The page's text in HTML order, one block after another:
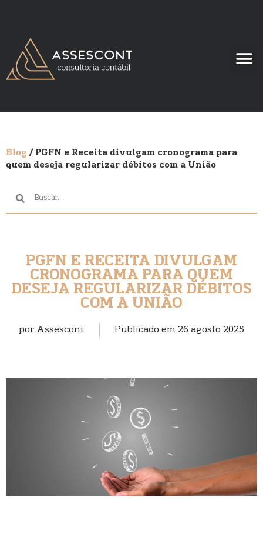
Blog/ PGFN e Receita divulgam cronograma para
quem deseja regularizar débitos com a União
PGFN E RECEITA DIVULGAM
CRONOGRAMA PARA QUEM
DESEJA REGULARIZAR DÉBITOS
COM A UNIÃO
por Assescont Publicado em 26 agosto 2025